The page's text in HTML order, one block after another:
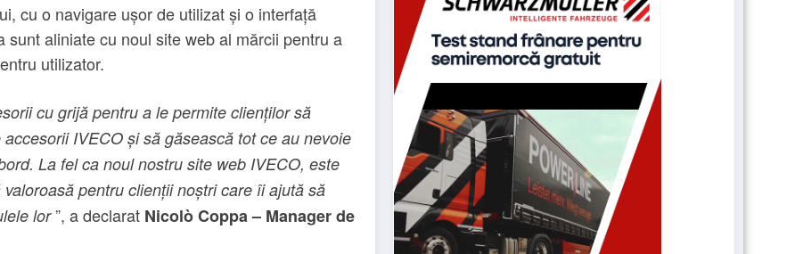
cu o navigare ușor de utilizat și o interfață
aliniate cu noul site web al mărcii pentru a
utilizator.
cu grijă pentru a le permite clienților să
IVECO și să găsească tot ce au nevoie
La fel ca noul nostru site web IVECO, este
pentru clienții noștri care îi ajută să
lor”, a declarat Nicolò Coppa – Manager de